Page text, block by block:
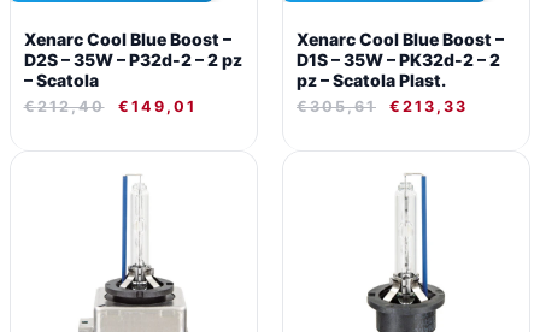
Xenarc Cool Blue Boost –
D2S – 35W – P32d-2 – 2 pz
– Scatola
€212,40 € 149,01
Xenarc Cool Blue Boost –
D1S – 35W – PK32d-2 – 2
pz – Scatola Plast.
€305,61 € 213,33
PREZZO
ORIGINALE
ERA:
€300,73.
PREZZO
ORIGINALE
ERA:
€200,69.